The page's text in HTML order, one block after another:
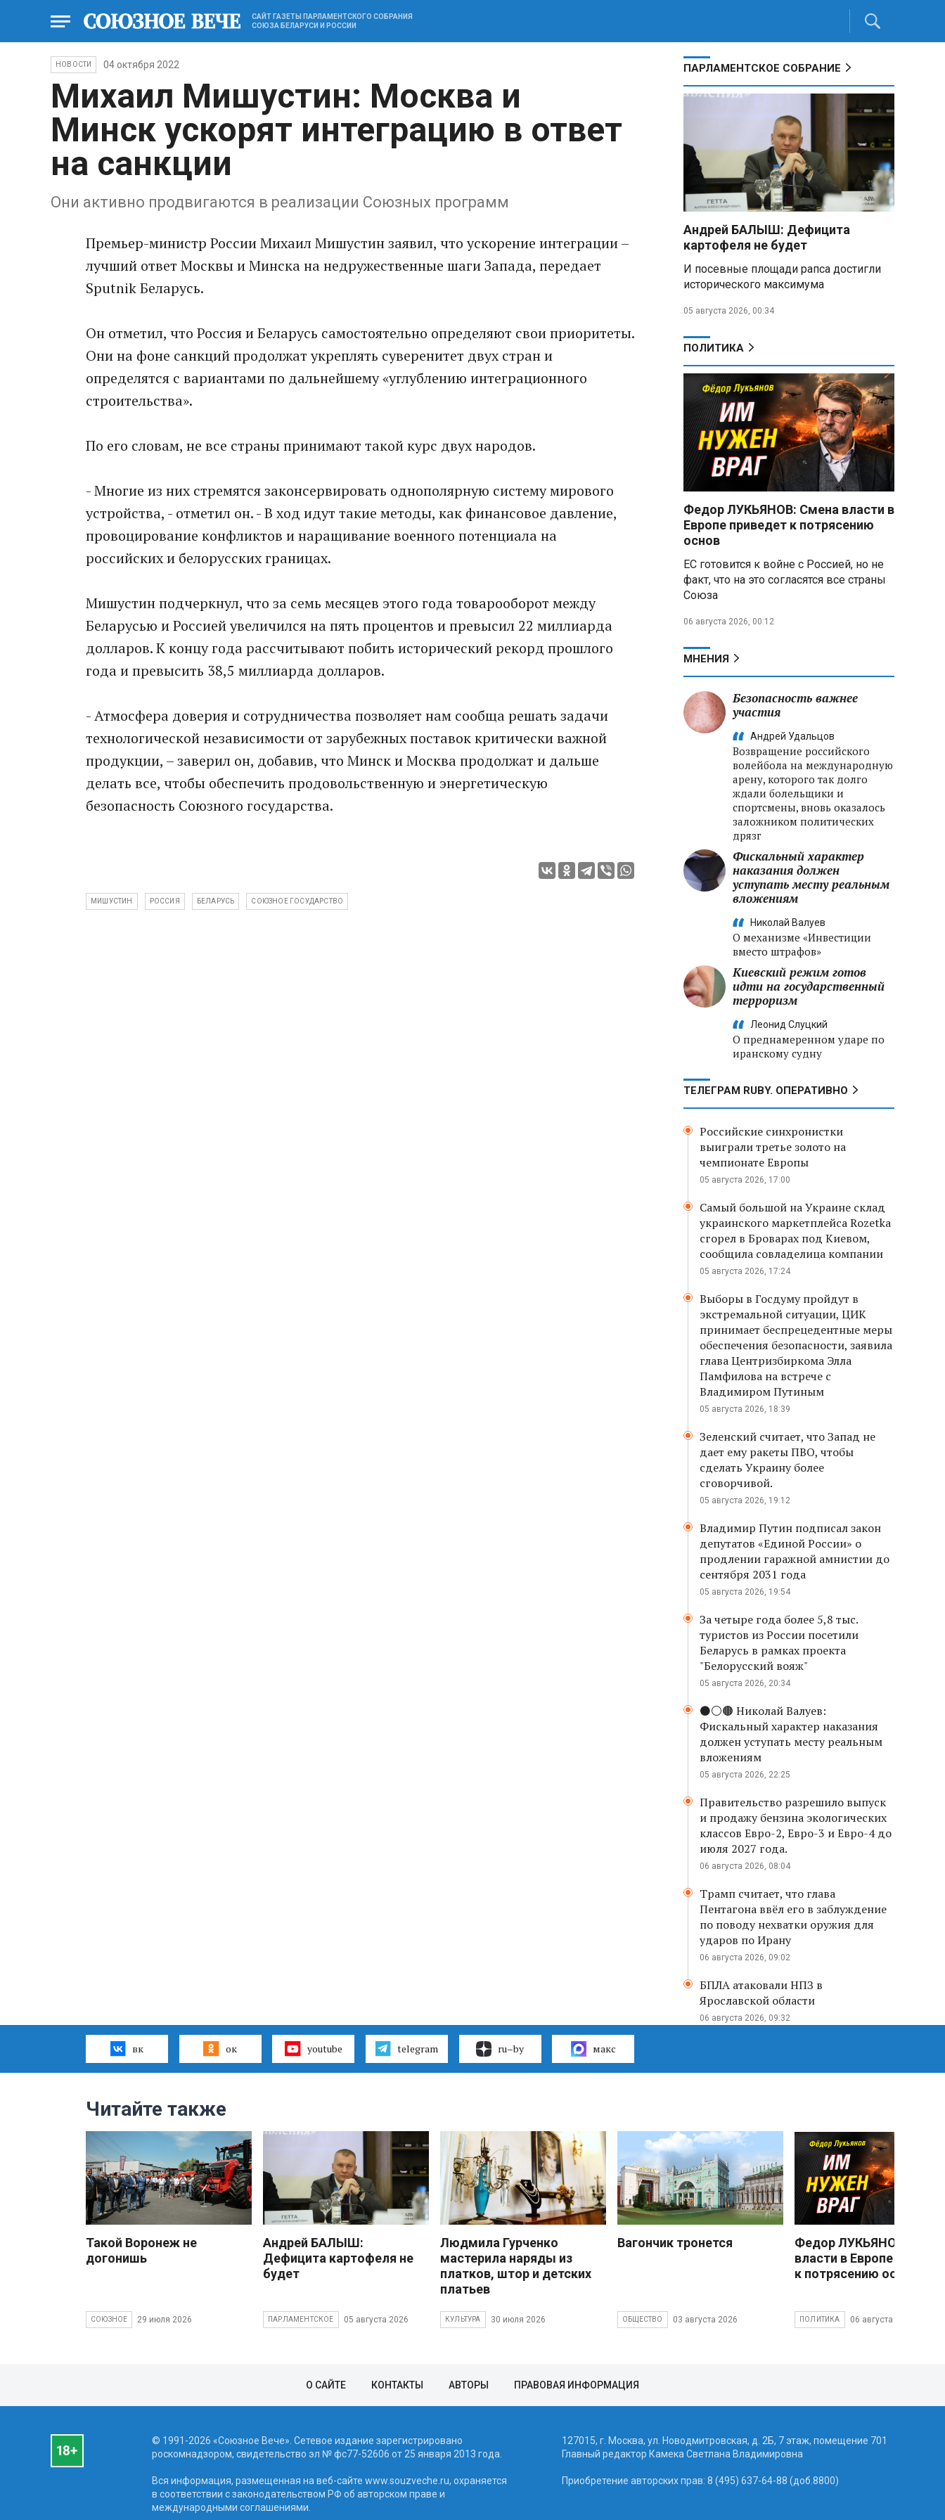
САЙТ ГАЗЕТЫ ПАРЛАМЕНТСКОГО СОБРАНИЯ
СОЮЗА БЕЛАРУСИ И РОССИИ
НОВОСТИ 04 октября 2022
Михаил Мишустин: Москва и
Минск ускорят интеграцию в ответ
на санкции
Они активно продвигаются в реализации Союзных программ
Премьер-министр России Михаил Мишустин заявил, что ускорение интеграции –
лучший ответ Москвы и Минска на недружественные шаги Запада, передает
Sputnik Беларусь.
Он отметил, что Россия и Беларусь самостоятельно определяют свои приоритеты.
Они на фоне санкций продолжат укреплять суверенитет двух стран и
определятся с вариантами по дальнейшему «углублению интеграционного
строительства».
По его словам, не все страны принимают такой курс двух народов.
- Многие из них стремятся законсервировать однополярную систему мирового
устройства, - отметил он. - В ход идут такие методы, как финансовое давление,
провоцирование конфликтов и наращивание военного потенциала на
российских и белорусских границах.
Мишустин подчеркнул, что за семь месяцев этого года товарооборот между
Беларусью и Россией увеличился на пять процентов и превысил 22 миллиарда
долларов. К концу года рассчитывают побить исторический рекорд прошлого
года и превысить 38,5 миллиарда долларов.
- Атмосфера доверия и сотрудничества позволяет нам сообща решать задачи
технологической независимости от зарубежных поставок критически важной
продукции, – заверил он, добавив, что Минск и Москва продолжат и дальше
делать все, чтобы обеспечить продовольственную и энергетическую
безопасность Союзного государства.
МИШУСТИН РОССИЯ БЕЛАРУСЬ СОЮЗНОЕ ГОСУДАРСТВО
ПАРЛАМЕНТСКОЕ СОБРАНИЕ
Андрей БАЛЫШ: Дефицита
картофеля не будет
И посевные площади рапса достигли
исторического максимума
05 августа 2026, 00:34
ПОЛИТИКА
Федор ЛУКЬЯНОВ: Смена власти в
Европе приведет к потрясению
основ
ЕС готовится к войне с Россией, но не
факт, что на это согласятся все страны
Союза
06 августа 2026, 00:12
МНЕНИЯ
Безопасность важнее
участия
Андрей Удальцов
Возвращение российского
волейбола на международную
арену, которого так долго
ждали болельщики и
спортсмены, вновь оказалось
заложником политических
дрязг
Фискальный характер
наказания должен
уступать месту реальным
вложениям
Николай Валуев
О механизме «Инвестиции
вместо штрафов»
Киевский режим готов
идти на государственный
терроризм
Леонид Слуцкий
О преднамеренном ударе по
иранскому судну
ТЕЛЕГРАМ RUBY. ОПЕРАТИВНО
Российские синхронистки
выиграли третье золото на
чемпионате Европы
05 августа 2026, 17:00
Самый большой на Украине склад
украинского маркетплейса Rozetka
сгорел в Броварах под Киевом,
сообщила совладелица компании
05 августа 2026, 17:24
Выборы в Госдуму пройдут в
экстремальной ситуации, ЦИК
принимает беспрецедентные меры
обеспечения безопасности, заявила
глава Центризбиркома Элла
Памфилова на встрече с
Владимиром Путиным
05 августа 2026, 18:39
Зеленский считает, что Запад не
дает ему ракеты ПВО, чтобы
сделать Украину более
сговорчивой.
05 августа 2026, 19:12
Владимир Путин подписал закон
депутатов «Единой России» о
продлении гаражной амнистии до
сентября 2031 года
05 августа 2026, 19:54
За четыре года более 5,8 тыс.
туристов из России посетили
Беларусь в рамках проекта
"Белорусский вояж"
05 августа 2026, 20:34
⚫️⚪️🟤 Николай Валуев:
Фискальный характер наказания
должен уступать месту реальным
вложениям
05 августа 2026, 22:25
Правительство разрешило выпуск
и продажу бензина экологических
классов Евро-2, Евро-3 и Евро-4 до
июля 2027 года.
06 августа 2026, 08:04
Трамп считает, что глава
Пентагона ввёл его в заблуждение
по поводу нехватки оружия для
ударов по Ирану
06 августа 2026, 09:02
БПЛА атаковали НПЗ в
Ярославской области
06 августа 2026, 09:32
вк ок youtube telegram ru–by макс
Читайте также
Такой Воронеж не
догонишь
СОЮЗНОЕ 29 июля 2026
Андрей БАЛЫШ:
Дефицита картофеля не
будет
ПАРЛАМЕНТСКОЕ 05 августа 2026
Людмила Гурченко
мастерила наряды из
платков, штор и детских
платьев
КУЛЬТУРА 30 июля 2026
Вагончик тронется
ОБЩЕСТВО 03 августа 2026
Федор ЛУКЬЯНОВ:
власти в Европе
к потрясению основ
ПОЛИТИКА 06 августа 2026
О САЙТЕ КОНТАКТЫ АВТОРЫ ПРАВОВАЯ ИНФОРМАЦИЯ
© 1991-2026 «Союзное Вече». Сетевое издание зарегистрировано
роскомнадзором, свидетельство эл № фc77-52606 от 25 января 2013 года.
Вся информация, размещенная на веб-сайте www.souzveche.ru, охраняется
в соответствии с законодательством РФ об авторском праве и
международными соглашениями.
127015, г. Москва, ул. Новодмитровская, д. 2Б, 7 этаж, помещение 701
Главный редактор Камека Светлана Владимировна
Приобретение авторских прав: 8 (495) 637-64-88 (доб.8800)